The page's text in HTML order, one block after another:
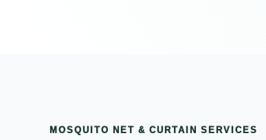
MOSQUITO NET & CURTAIN SERVICES